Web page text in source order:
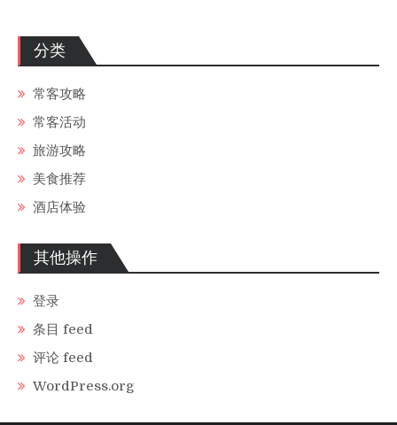
分类
常客攻略
常客活动
旅游攻略
美食推荐
酒店体验
其他操作
登录
条目 feed
评论 feed
WordPress.org